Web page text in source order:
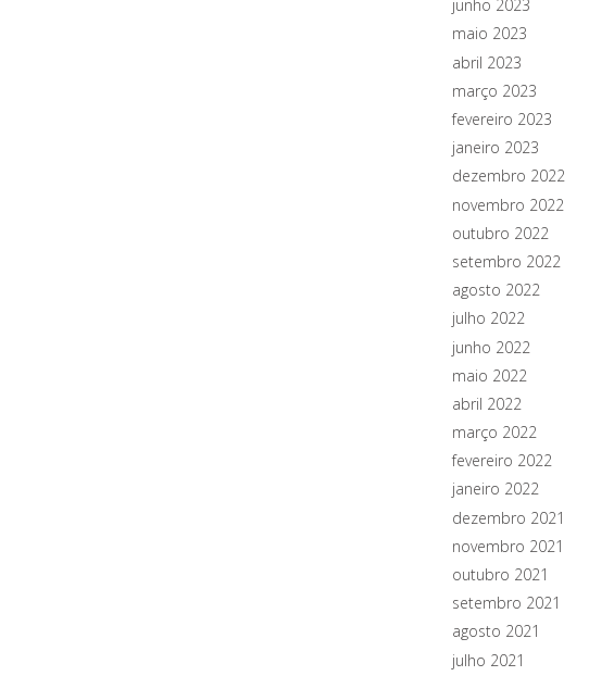
junho 2023
maio 2023
abril 2023
março 2023
fevereiro 2023
janeiro 2023
dezembro 2022
novembro 2022
outubro 2022
setembro 2022
agosto 2022
julho 2022
junho 2022
maio 2022
abril 2022
março 2022
fevereiro 2022
janeiro 2022
dezembro 2021
novembro 2021
outubro 2021
setembro 2021
agosto 2021
julho 2021